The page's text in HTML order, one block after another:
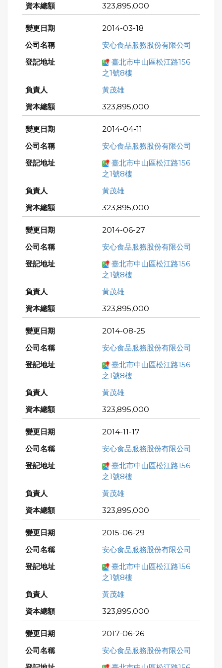
323,895,000
2014-03-18
安心食品服務股份有限公司
臺北市中山區松江路156
之1號8樓
黃茂雄
323,895,000
2014-04-11
安心食品服務股份有限公司
臺北市中山區松江路156
之1號8樓
黃茂雄
323,895,000
2014-06-27
安心食品服務股份有限公司
臺北市中山區松江路156
之1號8樓
黃茂雄
323,895,000
2014-08-25
安心食品服務股份有限公司
臺北市中山區松江路156
之1號8樓
黃茂雄
323,895,000
2014-11-17
安心食品服務股份有限公司
臺北市中山區松江路156
之1號8樓
黃茂雄
323,895,000
2015-06-29
安心食品服務股份有限公司
臺北市中山區松江路156
之1號8樓
黃茂雄
323,895,000
2017-06-26
安心食品服務股份有限公司